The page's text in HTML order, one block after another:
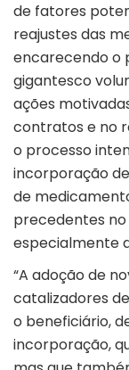
de fatores
reajustes das
encarecendo o
gigantesco
ações
contratos e no
o processo
incorporação
de
precedentes no
especialmente
“A adoção de
catalizadores
o beneficiário,
incorporação,